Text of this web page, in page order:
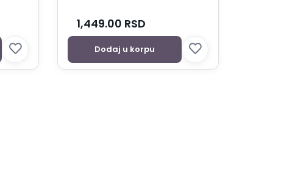
1,449.00 RSD
Dodaj u korpu